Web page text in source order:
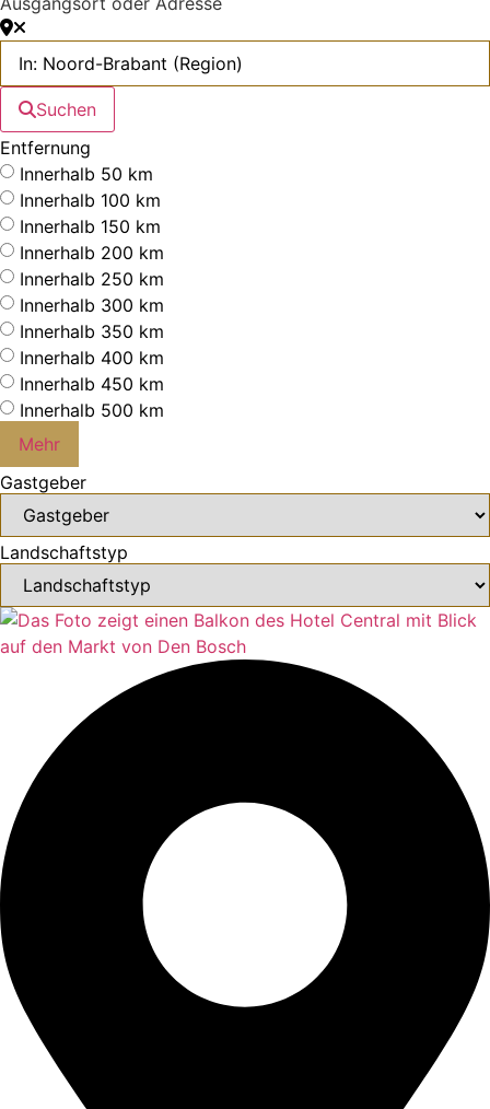
Suchen
Entfernung
Innerhalb 50 km
Innerhalb 100 km
Innerhalb 150 km
Innerhalb 200 km
Innerhalb 250 km
Innerhalb 300 km
Innerhalb 350 km
Innerhalb 400 km
Innerhalb 450 km
Innerhalb 500 km
Mehr
Gastgeber
Landschaftstyp